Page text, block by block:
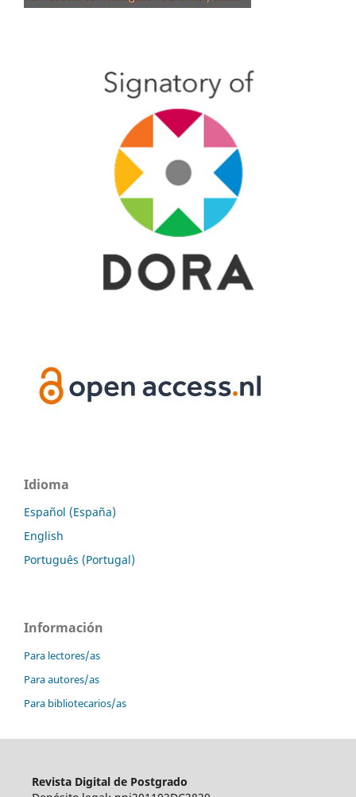
Idioma
Español (España)
English
Português (Portugal)
Información
Para lectores/as
Para autores/as
Para bibliotecarios/as
Revista Digital de Postgrado